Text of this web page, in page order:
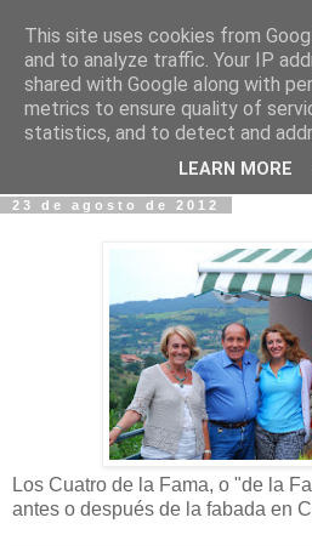
Fotos y Cosas
Miguel Sáenz de Santa María
"Un blog es como un diario, pero
23 de agosto de 2012
Los Cuatro de la Fama, o "de la
antes o después de la fabada en
This site uses cookies from
and to analyze traffic. Your IP
shared with Google along with
metrics to ensure quality of
statistics, and to detect and
LEARN MORE